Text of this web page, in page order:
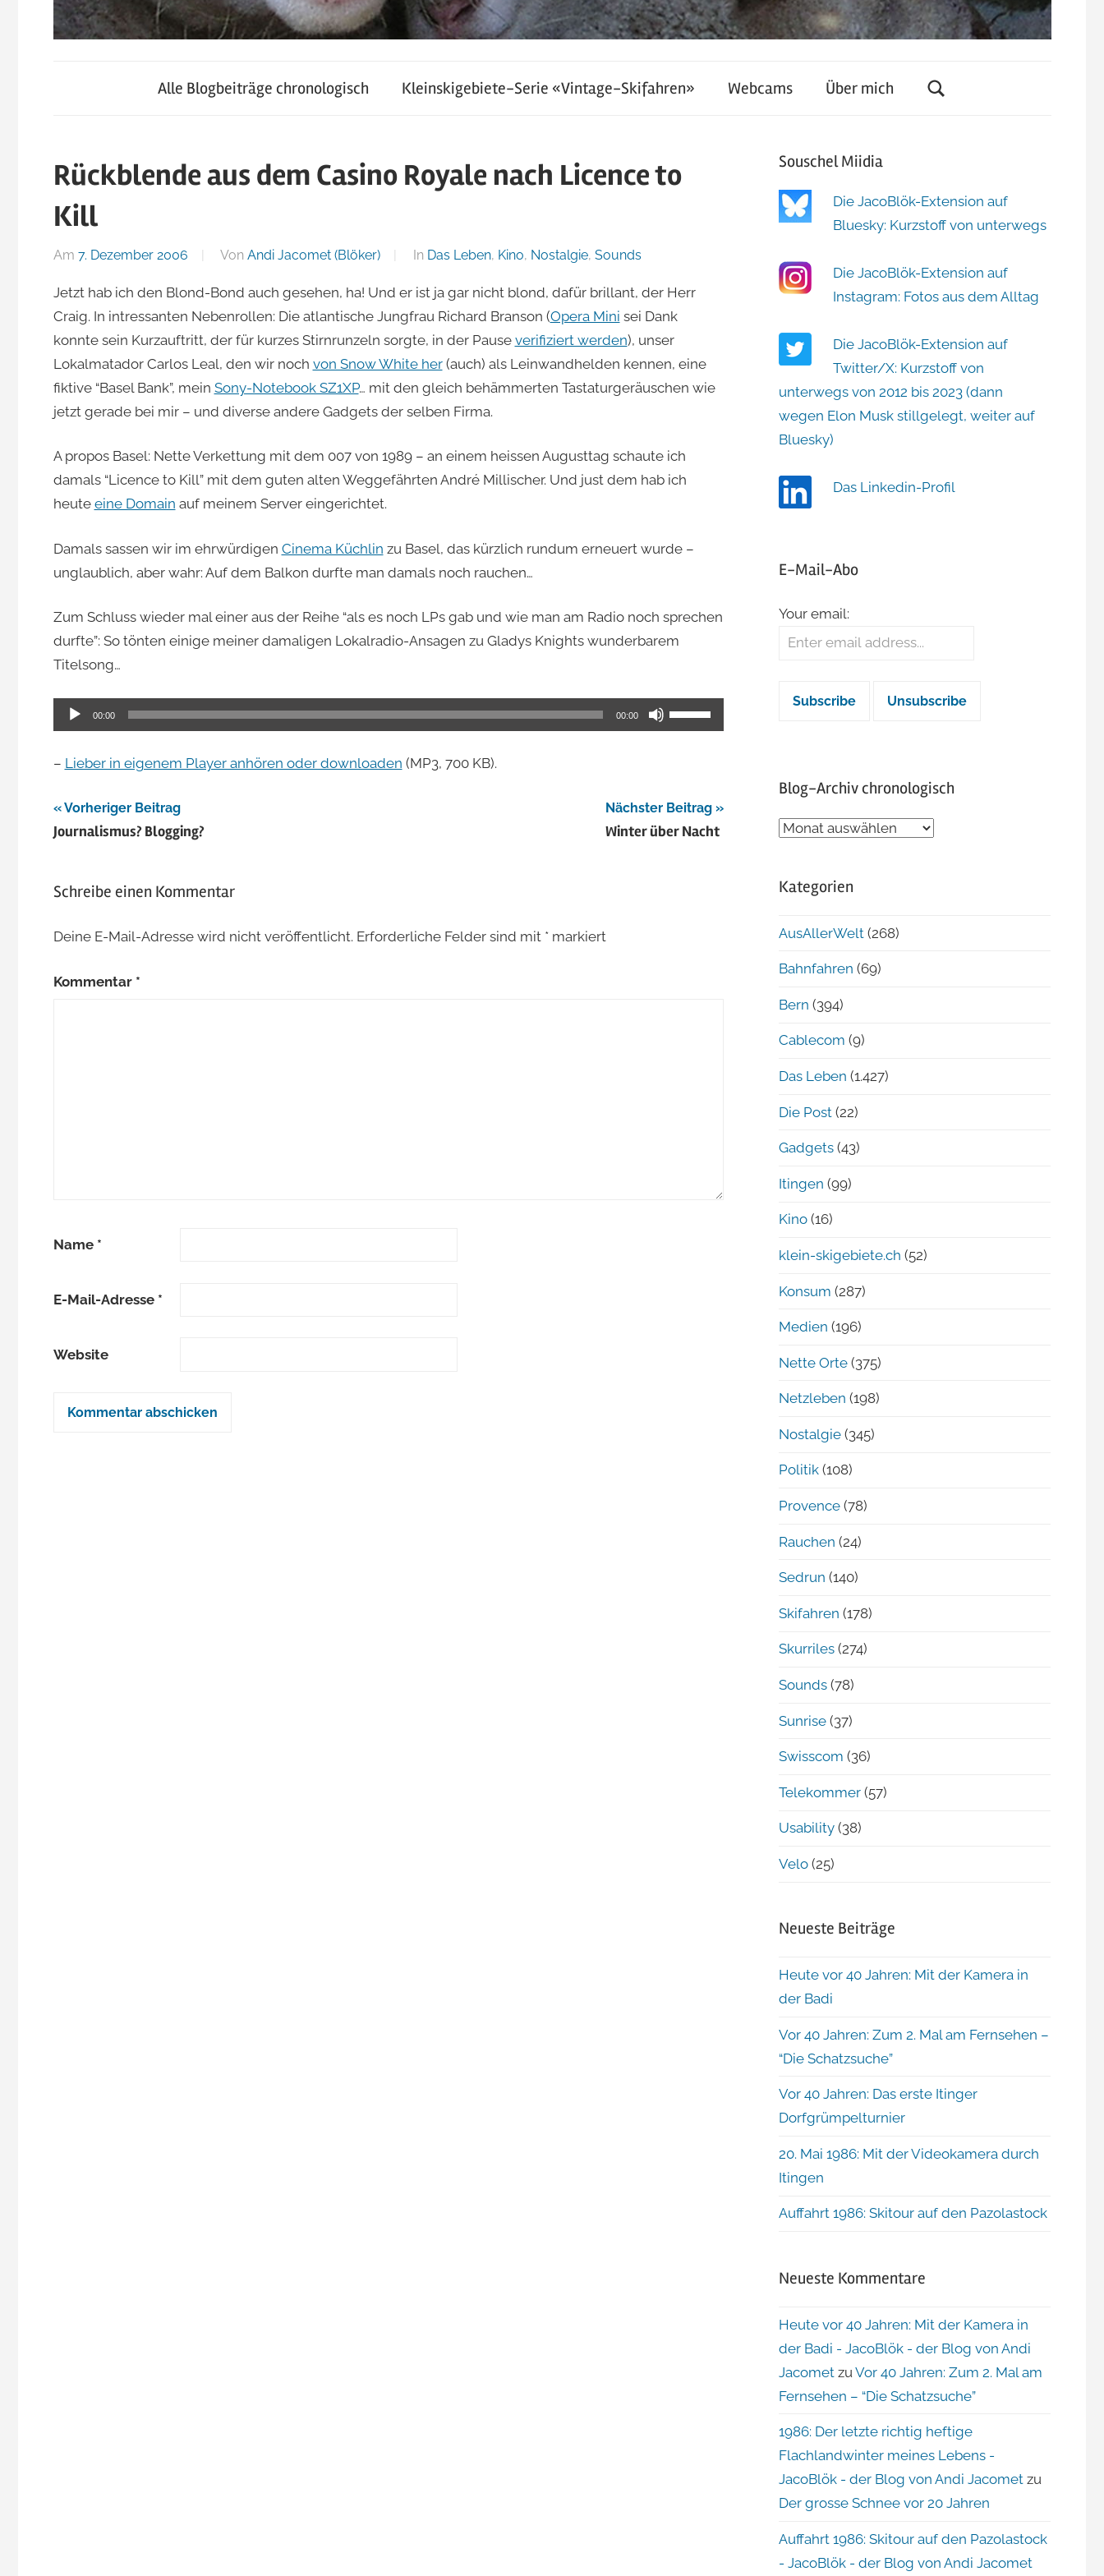
JacoBlök
der
Blog
von
Andi
Jacomet
skigebiete.ch
Alle Blogbeiträge chronologisch Kleinskigebiete-Serie «Vintage-Skifahren» Webcams Über mich
Rückblende aus dem Casino Royale nach Licence to
Kill
Am 7. Dezember 2006 Von Andi Jacomet (Blöker) In Das Leben, Kino, Nostalgie, Sounds
Jetzt hab ich den Blond-Bond auch gesehen, ha! Und er ist ja gar nicht blond, dafür brillant, der Herr
Craig. In intressanten Nebenrollen: Die atlantische Jungfrau Richard Branson (Opera Mini sei Dank
konnte sein Kurzauftritt, der für kurzes Stirnrunzeln sorgte, in der Pause verifiziert werden), unser
Lokalmatador Carlos Leal, den wir noch von Snow White her(auch) als Leinwandhelden kennen, eine
fiktive “Basel Bank”, mein Sony-Notebook SZ1XP… mit den gleich behämmerten Tastaturgeräuschen wie
jetzt gerade bei mir – und diverse andere Gadgets der selben Firma.
A propos Basel: Nette Verkettung mit dem 007 von 1989 – an einem heissen Augusttag schaute ich
damals “Licence to Kill” mit dem guten alten Weggefährten André Millischer. Und just dem hab ich
heute eine Domain auf meinem Server eingerichtet.
Damals sassen wir im ehrwürdigen Cinema Küchlin zu Basel, das kürzlich rundum erneuert wurde –
unglaublich, aber wahr: Auf dem Balkon durfte man damals noch rauchen…
Zum Schluss wieder mal einer aus der Reihe “als es noch LPs gab und wie man am Radio noch sprechen
durfte”: So tönten einige meiner damaligen Lokalradio-Ansagen zu Gladys Knights wunderbarem
Titelsong…
Audio-
Player
00:00 00:00
Pfeiltasten
Hoch/Runter
die
Lautstärke
– Lieber in eigenem Player anhören oder downloaden (MP3, 700 KB).
Beitragsnavigation
Vorheriger Beitrag
Journalismus? Blogging?
Nächster Beitrag
Winter über Nacht
Schreibe einen Kommentar
Deine E-Mail-Adresse wird nicht veröffentlicht. Erforderliche Felder sind mit *markiert
Kommentar *
Name *
E-Mail-Adresse *
Website
Souschel Miidia
Die JacoBlök-Extension auf
Bluesky: Kurzstoff von unterwegs
Die JacoBlök-Extension auf
Instagram: Fotos aus dem Alltag
Die JacoBlök-Extension auf
Twitter/X: Kurzstoff von
unterwegs von 2012 bis 2023 (dann
wegen Elon Musk stillgelegt, weiter auf
Bluesky)
Das Linkedin-Profil
E-Mail-Abo
Your email:
Blog-Archiv chronologisch
Blog-
Kategorien
AusAllerWelt (268)
Bahnfahren (69)
Bern (394)
Cablecom (9)
Das Leben (1.427)
Die Post (22)
Gadgets (43)
Itingen (99)
Kino (16)
klein-skigebiete.ch (52)
Konsum (287)
Medien (196)
Nette Orte (375)
Netzleben (198)
Nostalgie (345)
Politik (108)
Provence (78)
Rauchen (24)
Sedrun (140)
Skifahren (178)
Skurriles (274)
Sounds (78)
Sunrise (37)
Swisscom (36)
Telekommer (57)
Usability (38)
Velo (25)
Neueste Beiträge
Heute vor 40 Jahren: Mit der Kamera in
der Badi
Vor 40 Jahren: Zum 2. Mal am Fernsehen –
“Die Schatzsuche”
Vor 40 Jahren: Das erste Itinger
Dorfgrümpelturnier
20. Mai 1986: Mit der Videokamera durch
Itingen
Auffahrt 1986: Skitour auf den Pazolastock
Neueste Kommentare
Heute vor 40 Jahren: Mit der Kamera in
der Badi - JacoBlök - der Blog von Andi
Jacomet zu Vor 40 Jahren: Zum 2. Mal am
Fernsehen – “Die Schatzsuche”
1986: Der letzte richtig heftige
Flachlandwinter meines Lebens -
JacoBlök - der Blog von Andi Jacomet zu
Der grosse Schnee vor 20 Jahren
Auffahrt 1986: Skitour auf den Pazolastock
- JacoBlök - der Blog von Andi Jacomet